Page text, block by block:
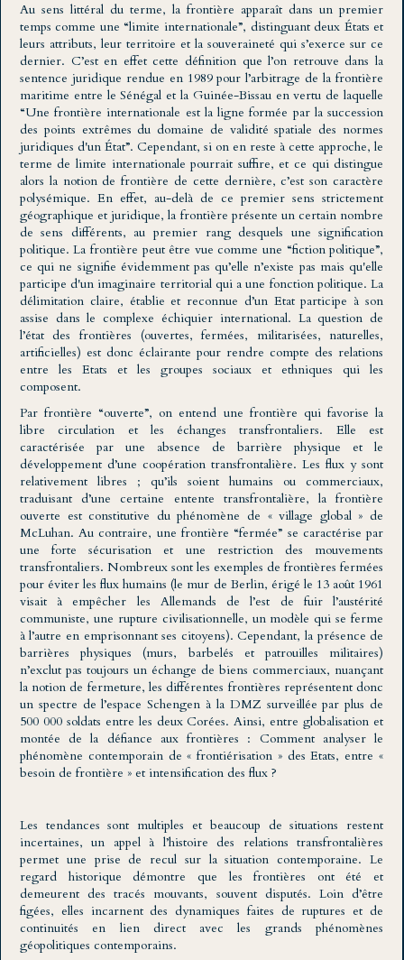
Au sens littéral du terme, la frontière apparaît dans un premier
temps comme une “limite internationale”, distinguant deux États et
leurs attributs, leur territoire et la souveraineté qui s’exerce sur ce
dernier. C’est en effet cette définition que l’on retrouve dans la
sentence juridique rendue en 1989 pour l’arbitrage de la frontière
maritime entre le Sénégal et la Guinée-Bissau en vertu de laquelle
“Une frontière internationale est la ligne formée par la succession
des points extrêmes du domaine de validité spatiale des normes
juridiques d'un État”. Cependant, si on en reste à cette approche, le
terme de limite internationale pourrait suffire, et ce qui distingue
alors la notion de frontière de cette dernière, c’est son caractère
polysémique. En effet, au-delà de ce premier sens strictement
géographique et juridique, la frontière présente un certain nombre
de sens différents, au premier rang desquels une signification
politique. La frontière peut être vue comme une “fiction politique”,
ce qui ne signifie évidemment pas qu’elle n’existe pas mais qu'elle
participe d'un imaginaire territorial qui a une fonction politique. La
délimitation claire, établie et reconnue d’un Etat participe à son
assise dans le complexe échiquier international. La question de
l’état des frontières (ouvertes, fermées, militarisées, naturelles,
artificielles) est donc éclairante pour rendre compte des relations
entre les Etats et les groupes sociaux et ethniques qui les
composent.
Par frontière “ouverte”, on entend une frontière qui favorise la
libre circulation et les échanges transfrontaliers. Elle est
caractérisée par une absence de barrière physique et le
développement d’une coopération transfrontalière. Les flux y sont
relativement libres ; qu’ils soient humains ou commerciaux,
traduisant d’une certaine entente transfrontalière, la frontière
ouverte est constitutive du phénomène de « village global » de
McLuhan. Au contraire, une frontière “fermée” se caractérise par
une forte sécurisation et une restriction des mouvements
transfrontaliers. Nombreux sont les exemples de frontières fermées
pour éviter les flux humains (le mur de Berlin, érigé le 13 août 1961
visait à empêcher les Allemands de l’est de fuir l’austérité
communiste, une rupture civilisationnelle, un modèle qui se ferme
à l’autre en emprisonnant ses citoyens). Cependant, la présence de
barrières physiques (murs, barbelés et patrouilles militaires)
n’exclut pas toujours un échange de biens commerciaux, nuançant
la notion de fermeture, les différentes frontières représentent donc
un spectre de l’espace Schengen à la DMZ surveillée par plus de
500 000 soldats entre les deux Corées. Ainsi, entre globalisation et
montée de la défiance aux frontières : Comment analyser le
phénomène contemporain de « frontiérisation » des Etats, entre «
besoin de frontière » et intensification des flux ?
Les tendances sont multiples et beaucoup de situations restent
incertaines, un appel à l’histoire des relations transfrontalières
permet une prise de recul sur la situation contemporaine. Le
regard historique démontre que les frontières ont été et
demeurent des tracés mouvants, souvent disputés. Loin d’être
figées, elles incarnent des dynamiques faites de ruptures et de
continuités en lien direct avec les grands phénomènes
géopolitiques contemporains.